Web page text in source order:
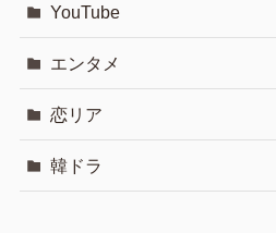
YouTube
エンタメ
恋リア
韓ドラ